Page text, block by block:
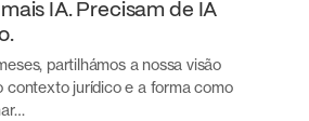
IA. Precisam de IA
partilhámos a nossa visão
contexto jurídico e a forma como